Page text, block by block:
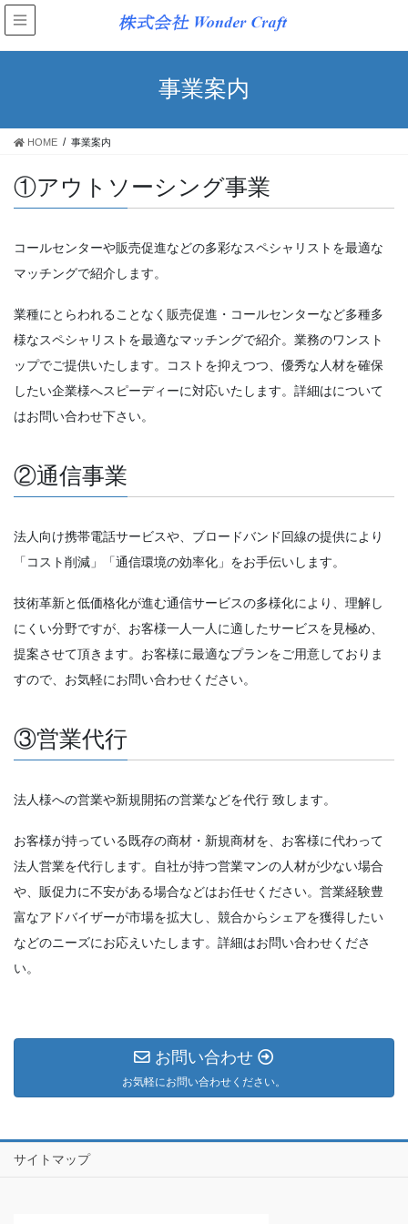
事業案内
HOME 事業案内
①アウトソーシング事業
コールセンターや販売促進などの多彩なスペシャリストを最適な
マッチングで紹介します。
業種にとらわれることなく販売促進・コールセンターなど多種多
様なスペシャリストを最適なマッチングで紹介。業務のワンスト
ップでご提供いたします。コストを抑えつつ、優秀な人材を確保
したい企業様へスピーディーに対応いたします。詳細はについて
はお問い合わせ下さい。
②通信事業
法人向け携帯電話サービスや、ブロードバンド回線の提供により
「コスト削減」「通信環境の効率化」をお手伝いします。
技術革新と低価格化が進む通信サービスの多様化により、理解し
にくい分野ですが、お客様一人一人に適したサービスを見極め、
提案させて頂きます。お客様に最適なプランをご用意しておりま
すので、お気軽にお問い合わせください。
③営業代行
法人様への営業や新規開拓の営業などを代行 致します。
お客様が持っている既存の商材・新規商材を、お客様に代わって
法人営業を代行します。自社が持つ営業マンの人材が少ない場合
や、販促力に不安がある場合などはお任せください。営業経験豊
富なアドバイザーが市場を拡大し、競合からシェアを獲得したい
などのニーズにお応えいたします。詳細はお問い合わせくださ
い。
お問い合わせ
お気軽にお問い合わせください。
サイトマップ